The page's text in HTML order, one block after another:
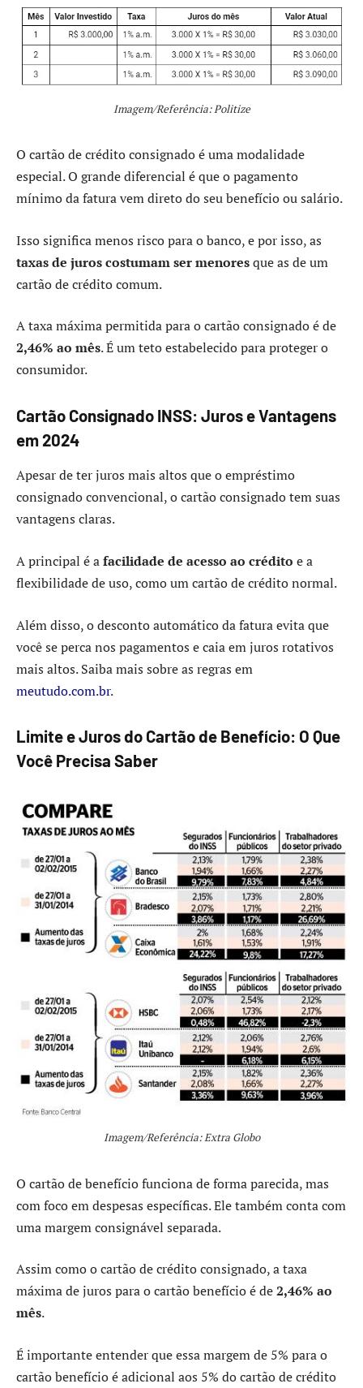
Imagem/Referência: Politize
O cartão de crédito consignado é uma modalidade
especial. O grande diferencial é que o pagamento
mínimo da fatura vem direto do seu benefício ou salário.
Isso significa menos risco para o banco, e por isso, as
taxas de juros costumam ser menoresque as de um
cartão de crédito comum.
A taxa máxima permitida para o cartão consignado é de
2,46% ao mês. É um teto estabelecido para proteger o
consumidor.
Cartão Consignado INSS: Juros e Vantagens
em 2024
Apesar de ter juros mais altos que o empréstimo
consignado convencional, o cartão consignado tem suas
vantagens claras.
A principal é afacilidade de acesso ao crédito e a
flexibilidade de uso, como um cartão de crédito normal.
Além disso, o desconto automático da fatura evita que
você se perca nos pagamentos e caia em juros rotativos
mais altos. Saiba mais sobre as regras em
meutudo.com.br.
Limite e Juros do Cartão de Benefício: O Que
Você Precisa Saber
Imagem/Referência: Extra Globo
O cartão de benefício funciona de forma parecida, mas
com foco em despesas específicas. Ele também conta com
uma margem consignável separada.
Assim como o cartão de crédito consignado, a taxa
máxima de juros para o cartão benefício é de2,46% ao
mês.
É importante entender que essa margem de 5% para o
cartão benefício é adicional aos 5% do cartão de crédito